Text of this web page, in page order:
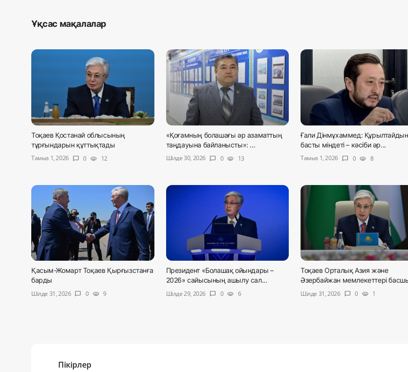
Ұқсас мақалалар
Тоқаев Қостанай облысының
тұрғындарын құттықтады
Тамыз 1, 2026
chat_bubble 0 visibility 12
«Қоғамның болашағы әр азаматтың
таңдауына байланысты»: ...
Шілде 30, 2026
chat_bubble 0 visibility 13
Ғали Дінмұхаммед: Құрылтайдың
басты міндеті – кәсіби әр...
Тамыз 1, 2026
chat_bubble 0 visibility 8
Қасым-Жомарт Тоқаев Қырғызстанға
барды
Шілде 31, 2026 chat_bubble 0 visibility 9
Президент «Болашақ ойындары –
2026» сайысының ашылу сал...
Шілде 29, 2026 chat_bubble 0 visibility 6
Тоқаев Орталық Азия және
Әзербайжан мемлекеттері
Шілде 31, 2026 chat_bubble 0 visibility 1
Пікірлер